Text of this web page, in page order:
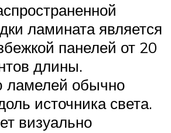
ламината является
панелей от 20
длины.
ламелей обычно
источника света.
визуально